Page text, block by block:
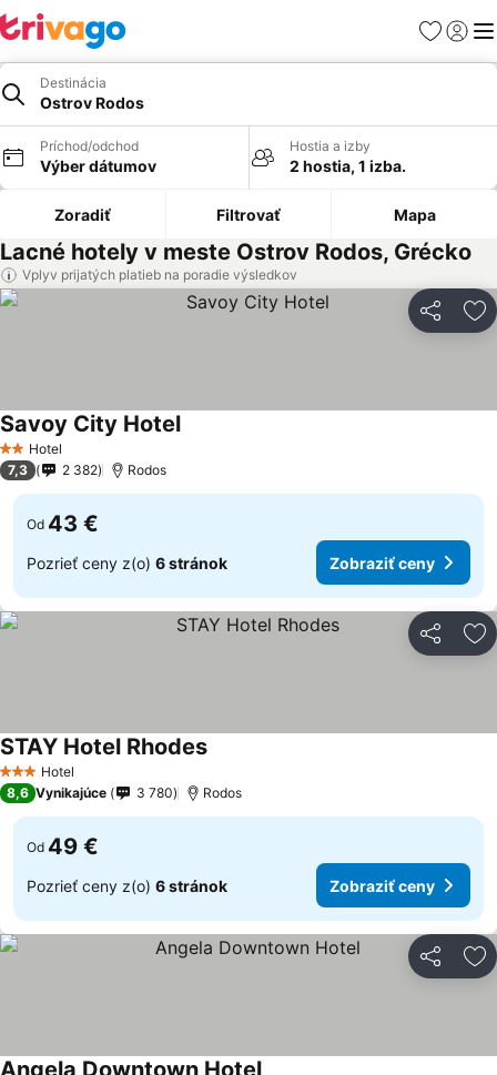
Obľúbené
Destinácia
Ostrov Rodos
Príchod/odchod
Výber dátumov
Hostia a izby
2 hostia, 1 izba.
Zoradiť Filtrovať Mapa
Lacné hotely v meste Ostrov Rodos, Grécko
Vplyv prijatých platieb na poradie výsledkov
Zdieľať
2 Počet hviezdičiek
Hotel
Savoy City Hotel
7,3 2 382 Rodos
Od 43 €
Pozrieť ceny z(o) 6 stránok Zobraziť ceny
Zdieľať
3 Počet hviezdičiek
Hotel
STAY Hotel Rhodes
8,6 Vynikajúce 3 780 Rodos
Od 49 €
Pozrieť ceny z(o) 6 stránok Zobraziť ceny
Zdieľať
Angela Downtown Hotel